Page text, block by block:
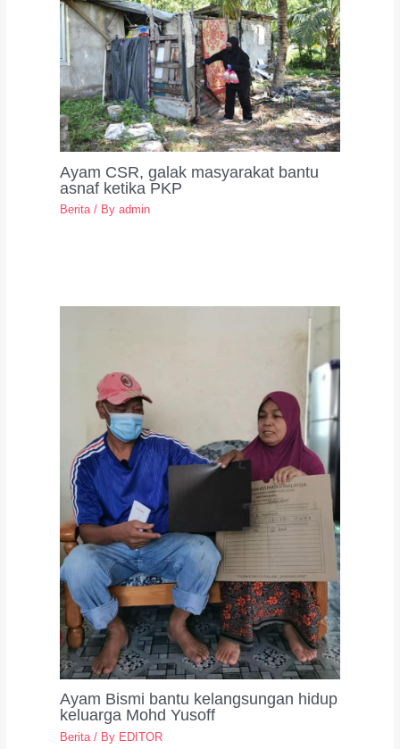
Ayam CSR, galak masyarakat bantu
asnaf ketika PKP
Berita/ Byadmin
Ayam Bismi bantu kelangsungan hidup
keluarga Mohd Yusoff
Berita / By EDITOR